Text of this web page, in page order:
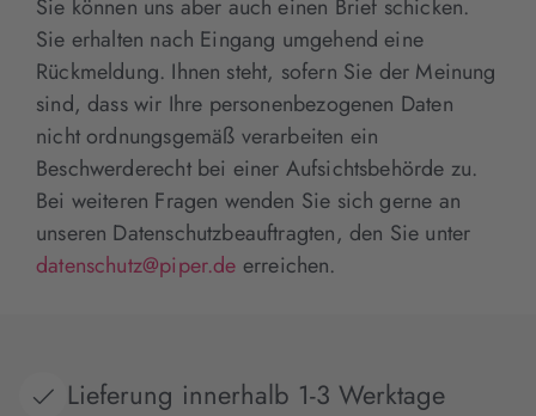
Sie können uns aber auch einen Brief schicken.
Sie erhalten nach Eingang umgehend eine
Rückmeldung. Ihnen steht, sofern Sie der Meinung
sind, dass wir Ihre personenbezogenen Daten
nicht ordnungsgemäß verarbeiten ein
Beschwerderecht bei einer Aufsichtsbehörde zu.
Bei weiteren Fragen wenden Sie sich gerne an
unseren Datenschutzbeauftragten, den Sie unter
datenschutz@piper.de erreichen.
Lieferung innerhalb 1-3 Werktage